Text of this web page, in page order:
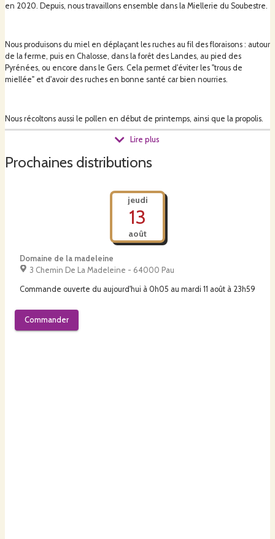
en 2020. Depuis, nous travaillons ensemble dans la Miellerie du Soubestre.
Nous produisons du miel en déplaçant les ruches au fil des floraisons : autour
de la ferme, puis en Chalosse, dans la forêt des Landes, au pied des
Pyrénées, ou encore dans le Gers. Cela permet d'éviter les "trous de
miellée" et d'avoir des ruches en bonne santé car bien nourries.
Nous récoltons aussi le pollen en début de printemps, ainsi que la propolis.
Nous transformons une partie du miel : pain d'épices, hydromel, vinaigre,
pâte à tartiner, bonbons.
Par ailleurs, Léa développe un atelier complémentaire de petits fruits.
Lire plus
Prochaines distributions
jeudi
13
août
Domaine de la madeleine
3 Chemin De La Madeleine - 64000 Pau
Commande ouverte du aujourd'hui à 0h05 au mardi 11 août à 23h59
Commander